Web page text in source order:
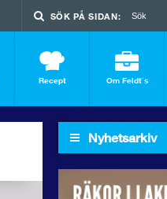
SÖK PÅ SIDAN:
Recept Om Feldt`s
Nyhetsarkiv
2025